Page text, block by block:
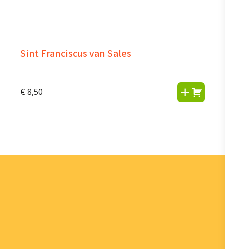
Sint Franciscus van Sales
€ 8,50